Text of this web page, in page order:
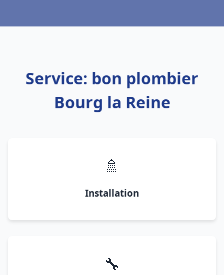
Service: bon plombier
Bourg la Reine
🚿
Installation
🔧